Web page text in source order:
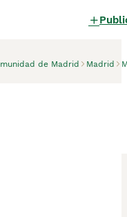
de Madrid Madrid